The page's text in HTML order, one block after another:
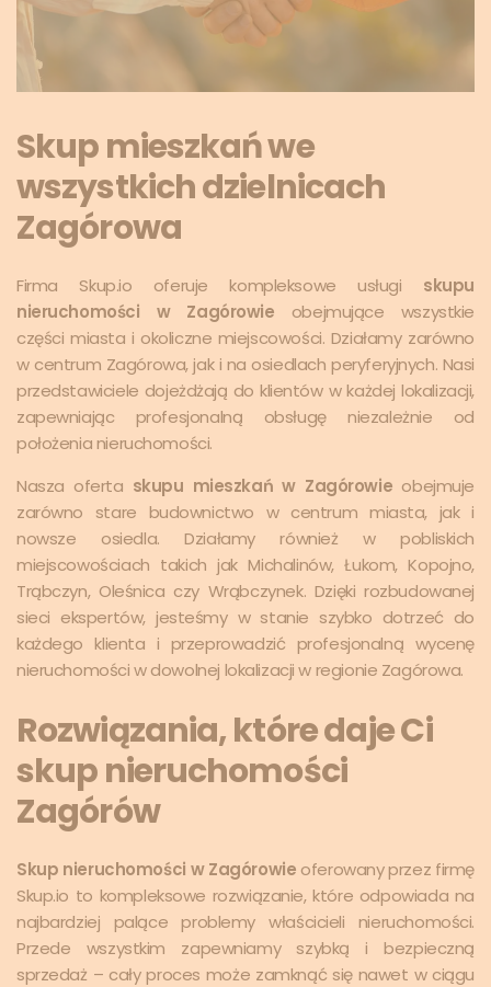
Skup mieszkań we
wszystkich dzielnicach
Zagórowa
Firma Skup.io oferuje kompleksowe usługi skupu
nieruchomości w Zagórowie obejmujące wszystkie
części miasta i okoliczne miejscowości. Działamy zarówno
w centrum Zagórowa, jak i na osiedlach peryferyjnych. Nasi
przedstawiciele dojeżdżają do klientów w każdej lokalizacji,
zapewniając profesjonalną obsługę niezależnie od
położenia nieruchomości.
Nasza oferta skupu mieszkań w Zagórowie obejmuje
zarówno stare budownictwo w centrum miasta, jak i
nowsze osiedla. Działamy również w pobliskich
miejscowościach takich jak Michalinów, Łukom, Kopojno,
Trąbczyn, Oleśnica czy Wrąbczynek. Dzięki rozbudowanej
sieci ekspertów, jesteśmy w stanie szybko dotrzeć do
każdego klienta i przeprowadzić profesjonalną wycenę
nieruchomości w dowolnej lokalizacji w regionie Zagórowa.
Rozwiązania, które daje Ci
skup nieruchomości
Zagórów
Skup nieruchomości w Zagórowie oferowany przez firmę
Skup.io to kompleksowe rozwiązanie, które odpowiada na
najbardziej palące problemy właścicieli nieruchomości.
Przede wszystkim zapewniamy szybką i bezpieczną
sprzedaż – cały proces może zamknąć się nawet w ciągu